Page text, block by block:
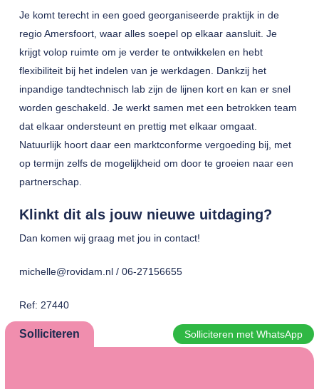
Je komt terecht in een goed georganiseerde praktijk in de
regio Amersfoort, waar alles soepel op elkaar aansluit. Je
krijgt volop ruimte om je verder te ontwikkelen en hebt
flexibiliteit bij het indelen van je werkdagen. Dankzij het
inpandige tandtechnisch lab zijn de lijnen kort en kan er snel
worden geschakeld. Je werkt samen met een betrokken team
dat elkaar ondersteunt en prettig met elkaar omgaat.
Natuurlijk hoort daar een marktconforme vergoeding bij, met
op termijn zelfs de mogelijkheid om door te groeien naar een
partnerschap.
Klinkt dit als jouw nieuwe uitdaging?
Dan komen wij graag met jou in contact!
michelle@rovidam.nl / 06-27156655
Ref: 27440
Solliciteren Solliciteren met WhatsApp